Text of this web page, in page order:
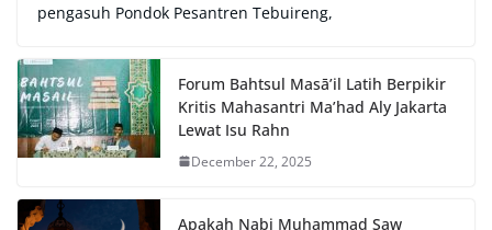
pengasuh Pondok Pesantren Tebuireng,
Forum Bahtsul Masā’il Latih Berpikir
Kritis Mahasantri Ma’had Aly Jakarta
Lewat Isu Rahn
December 22, 2025
Apakah Nabi Muhammad Saw